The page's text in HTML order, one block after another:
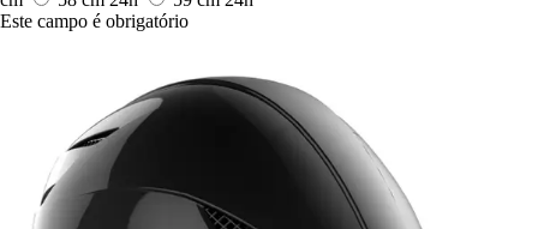
Este campo é obrigatório